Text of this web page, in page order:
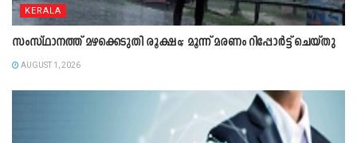
KERALA
സംസ്ഥാനത്ത് മഴക്കെടുതി രൂക്ഷം; മൂന്ന് മരണം റിപ്പോർട്ട് ചെയ്തു
AUGUST 1, 2026